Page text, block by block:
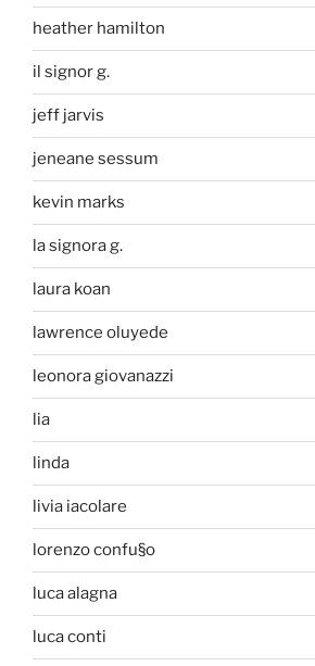
heather hamilton
il signor g.
jeff jarvis
jeneane sessum
kevin marks
la signora g.
laura koan
lawrence oluyede
leonora giovanazzi
lia
linda
livia iacolare
lorenzo confu§o
luca alagna
luca conti